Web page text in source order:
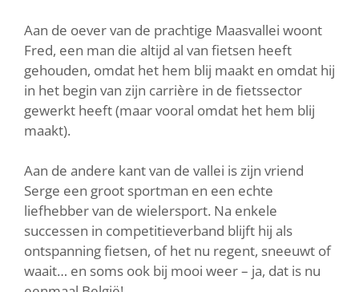
Aan de oever van de prachtige Maasvallei woont
Fred, een man die altijd al van fietsen heeft
gehouden, omdat het hem blij maakt en omdat hij
in het begin van zijn carrière in de fietssector
gewerkt heeft (maar vooral omdat het hem blij
maakt).
Aan de andere kant van de vallei is zijn vriend
Serge een groot sportman en een echte
liefhebber van de wielersport. Na enkele
successen in competitieverband blijft hij als
ontspanning fietsen, of het nu regent, sneeuwt of
waait… en soms ook bij mooi weer – ja, dat is nu